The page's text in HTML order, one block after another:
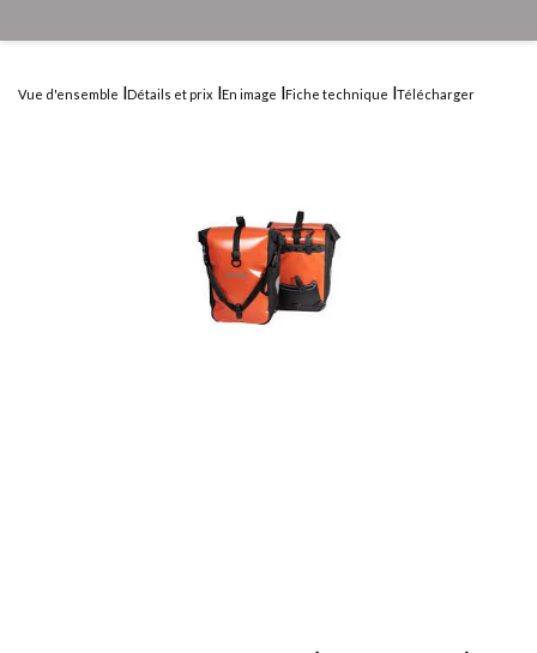
Vue d'ensemble Détails et prix En image Fiche technique Télécharger